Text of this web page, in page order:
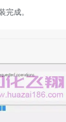
成。